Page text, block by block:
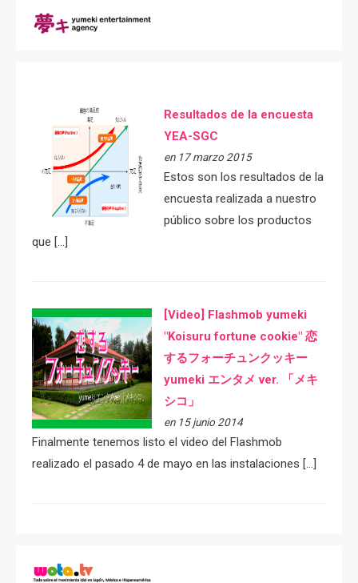
Resultados de la encuesta
YEA-SGC
en 17 marzo 2015
Estos son los resultados de la
encuesta realizada a nuestro
público sobre los productos
que […]
[Video] Flashmob yumeki
"Koisuru fortune cookie" 恋
するフォーチュンクッキー
yumeki エンタメ ver. 「メキ
シコ」
en 15 junio 2014
Finalmente tenemos listo el video del Flashmob
realizado el pasado 4 de mayo en las instalaciones […]